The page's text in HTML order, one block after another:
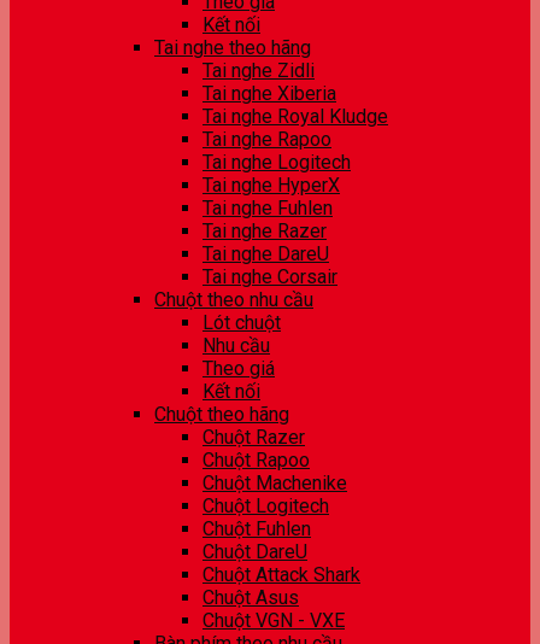
Kết nối
Tai nghe theo hãng
Tai nghe Zidli
Tai nghe Xiberia
Tai nghe Royal Kludge
Tai nghe Rapoo
Tai nghe Logitech
Tai nghe HyperX
Tai nghe Fuhlen
Tai nghe Razer
Tai nghe DareU
Tai nghe Corsair
Chuột theo nhu cầu
Lót chuột
Nhu cầu
Theo giá
Kết nối
Chuột theo hãng
Chuột Razer
Chuột Rapoo
Chuột Machenike
Chuột Logitech
Chuột Fuhlen
Chuột DareU
Chuột Attack Shark
Chuột Asus
Chuột VGN - VXE